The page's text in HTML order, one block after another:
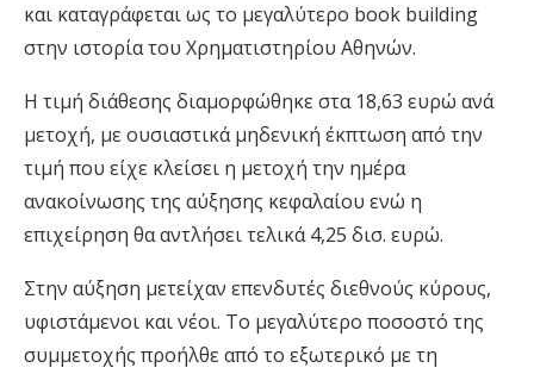
και καταγράφεται ως το μεγαλύτερο book building
στην ιστορία του Χρηματιστηρίου Αθηνών.
Η τιμή διάθεσης διαμορφώθηκε στα 18,63 ευρώ ανά
μετοχή, με ουσιαστικά μηδενική έκπτωση από την
τιμή που είχε κλείσει η μετοχή την ημέρα
ανακοίνωσης της αύξησης κεφαλαίου ενώ η
επιχείρηση θα αντλήσει τελικά 4,25 δισ. ευρώ.
Στην αύξηση μετείχαν επενδυτές διεθνούς κύρους,
υφιστάμενοι και νέοι. Το μεγαλύτερο ποσοστό της
συμμετοχής προήλθε από το εξωτερικό με τη